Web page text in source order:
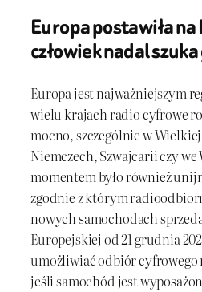
Europa postawiła na
człowiek nadal szuka
Europa jest najważniejszym
wielu krajach radio cyfrowe
mocno, szczególnie w
Niemczech, Szwajcarii czy we
momentem było również
zgodnie z którym
nowych samochodach
Europejskiej od 21 grudnia
umożliwiać odbiór cyfrowego
jeśli samochód jest